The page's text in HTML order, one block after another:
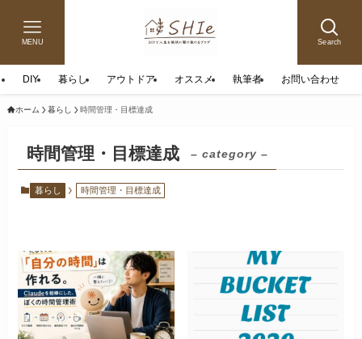
Search
MENU
DIY 暮らし アウトドア オススメ 執筆者 お問い合わせ
ホーム 暮らし 時間管理・目標達成
時間管理・目標達成 – category –
暮らし 時間管理・目標達成